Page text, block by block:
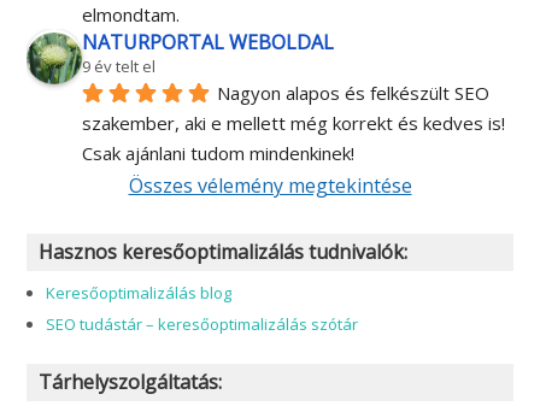
elmondtam.
NATURPORTAL WEBOLDAL
9 év telt el
Nagyon alapos és felkészült SEO
szakember, aki e mellett még korrekt és kedves is!
Csak ajánlani tudom mindenkinek!
Összes vélemény megtekintése
Hasznos keresőoptimalizálás tudnivalók:
Keresőoptimalizálás blog
SEO tudástár – keresőoptimalizálás szótár
Tárhelyszolgáltatás: